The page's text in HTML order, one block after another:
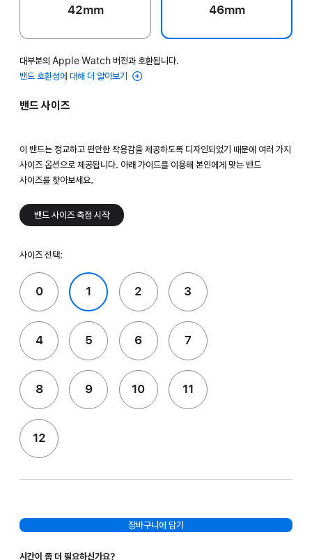
42mm 46mm
대부분의 Apple Watch 버전과 호환됩니다.
밴드 호환성에 대해 더 알아보기
밴드 사이즈
이 밴드는 정교하고 편안한 착용감을 제공하도록 디자인되었기 때문에 여러 가지
사이즈 옵션으로 제공됩니다. 아래 가이드를 이용해 본인에게 맞는 밴드
사이즈를 찾아보세요.
밴드 사이즈 측정 시작
사이즈 선택:
0 1 2 3
4 5 6 7
8 9 10 11
12
장바구니에 담기
시간이 좀 더 필요하신가요?